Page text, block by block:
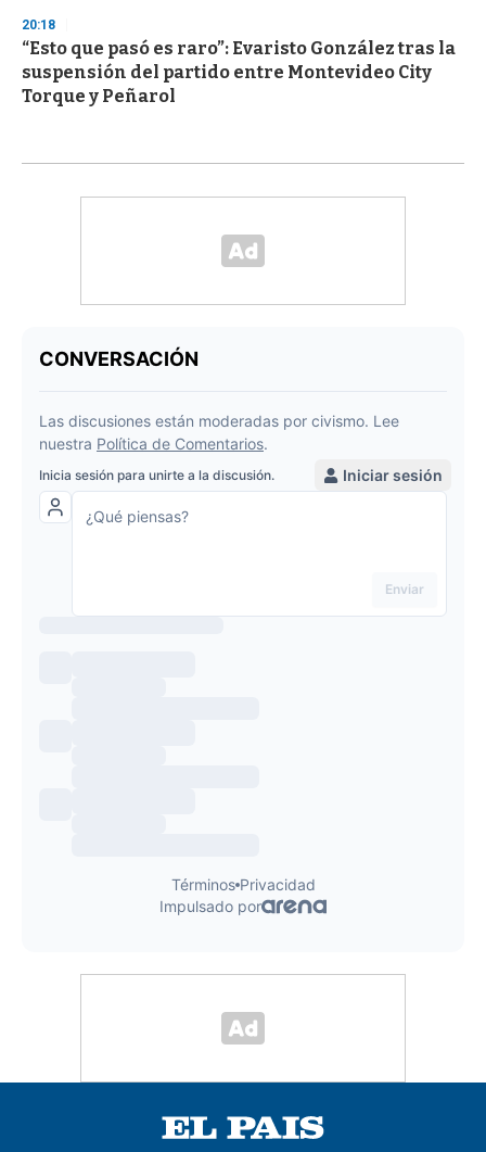
20:18
“Esto que pasó es raro”: Evaristo González tras la
suspensión del partido entre Montevideo City
Torque y Peñarol